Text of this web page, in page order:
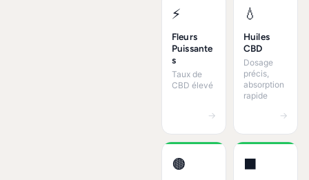
⚡
Fleurs
Puissante
s
Taux de
CBD élevé
→
💧
Huiles
CBD
Dosage
précis,
absorption
rapide
→
🟤 ⬛